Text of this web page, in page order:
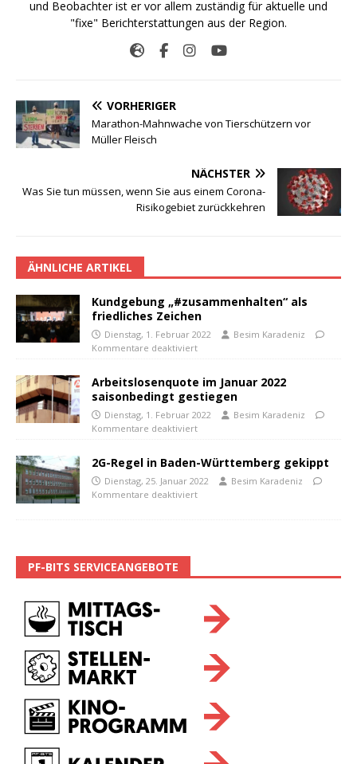
und Beobachter ist er vor allem zuständig für aktuelle und
"fixe" Berichterstattungen aus der Region.
VORHERIGER
Marathon-Mahnwache von Tierschützern vor
Müller Fleisch
NÄCHSTER
Was Sie tun müssen, wenn Sie aus einem Corona-
Risikogebiet zurückkehren
ÄHNLICHE ARTIKEL
Kundgebung „#zusammenhalten“ als
friedliches Zeichen
Dienstag, 1. Februar 2022
Besim Karadeniz
Kommentare deaktiviert
Arbeitslosenquote im Januar 2022
saisonbedingt gestiegen
Dienstag, 1. Februar 2022
Besim Karadeniz
Kommentare deaktiviert
2G-Regel in Baden-Württemberg gekippt
Dienstag, 25. Januar 2022
Besim Karadeniz
Kommentare deaktiviert
PF-BITS SERVICEANGEBOTE